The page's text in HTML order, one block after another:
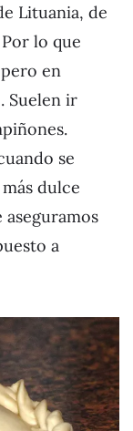
Lituania, de
lo que
en
Suelen ir
se
dulce
aseguramos
a